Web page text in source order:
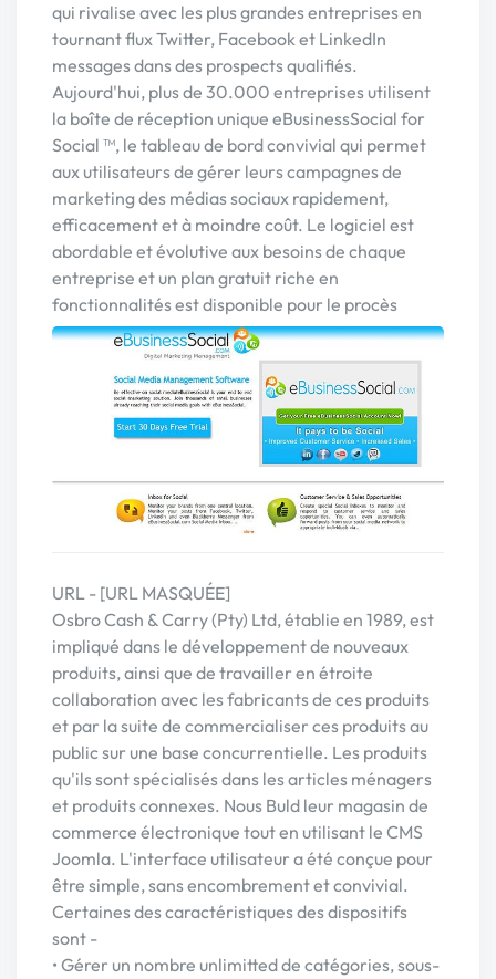
qui rivalise avec les plus grandes entreprises en
tournant flux Twitter, Facebook et LinkedIn
messages dans des prospects qualifiés.
Aujourd'hui, plus de 30.000 entreprises utilisent
la boîte de réception unique eBusinessSocial for
Social ™, le tableau de bord convivial qui permet
aux utilisateurs de gérer leurs campagnes de
marketing des médias sociaux rapidement,
efficacement et à moindre coût. Le logiciel est
abordable et évolutive aux besoins de chaque
entreprise et un plan gratuit riche en
fonctionnalités est disponible pour le procès
URL - [URL MASQUÉE]
Osbro Cash & Carry (Pty) Ltd, établie en 1989, est
impliqué dans le développement de nouveaux
produits, ainsi que de travailler en étroite
collaboration avec les fabricants de ces produits
et par la suite de commercialiser ces produits au
public sur une base concurrentielle. Les produits
qu'ils sont spécialisés dans les articles ménagers
et produits connexes. Nous Buld leur magasin de
commerce électronique tout en utilisant le CMS
Joomla. L'interface utilisateur a été conçue pour
être simple, sans encombrement et convivial.
Certaines des caractéristiques des dispositifs
sont -
• Gérer un nombre unlimitted de catégories, sous-